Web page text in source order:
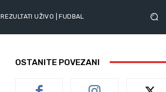
REZULTATI UŽIVO | FUDBAL
OSTANITE POVEZANI